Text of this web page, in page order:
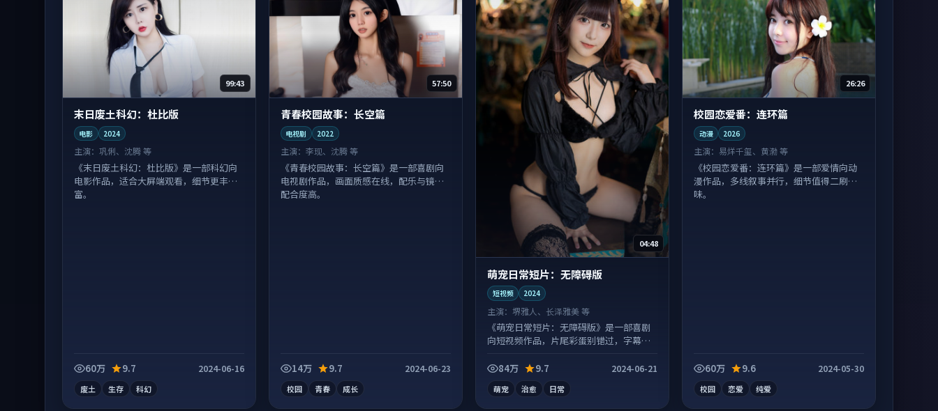
99:43
末日废土科幻：杜比版
电影 2024
主演： 巩俐、沈腾 等
《末日废土科幻：杜比版》是一部科幻向
电影作品，适合大屏端观看，细节更丰
富。
60万 9.7 2024-06-16
废土 生存 科幻
57:50
青春校园故事：长空篇
电视剧 2022
主演：李现、沈腾 等
《青春校园故事：长空篇》是一部喜剧向
电视剧作品，画面质感在线，配乐与镜头
配合度高。
14万 9.7 2024-06-23
校园 青春 成长
04:48
萌宠日常短片：无障碍版
短视频 2024
主演：堺雅人、长泽雅美 等
《萌宠日常短片：无障碍版》是一部喜剧
向短视频作品，片尾彩蛋别错过，字幕区
84万
9.7 2024-06-21
萌宠 治愈 日常
26:26
校园恋爱番：连环篇
动漫 2026
主演： 易烊千玺、黄渤 等
《校园恋爱番：连环篇》是一部爱情向动
漫作品，多线叙事并行，细节值得二刷回
味。
60万 9.6 2024-05-30
校园 恋爱 纯爱